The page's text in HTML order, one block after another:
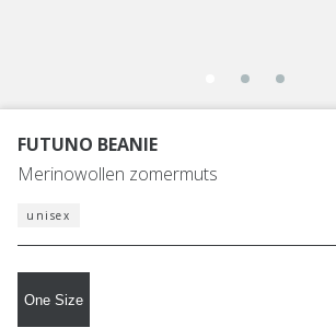
FUTUNO BEANIE
Merinowollen zomermuts
unisex
One Size